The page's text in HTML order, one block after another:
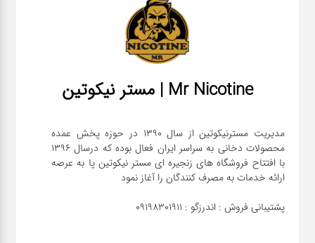
Mr Nicotine | مستر نیکوتین
مدیریت مسترنیکوتین از سال 1390 در حوزه پخش عمده
محصولات دخانی به سراسر ایران فعال بوده که درسال 1396
با افتتاح فروشگاه های زنجیره ای مستر نیکوتین پا به عرصه
پشتیبانی فروش : اندرزگو : 09198301911